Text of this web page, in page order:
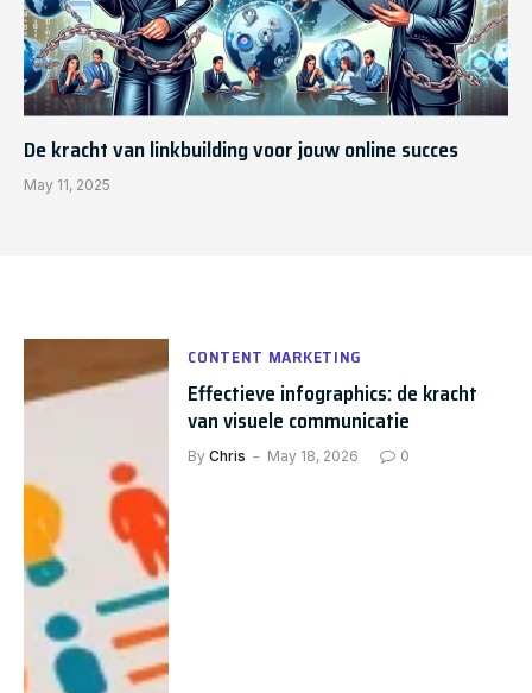
De kracht van linkbuilding voor jouw online succes
May 11, 2025
CONTENT MARKETING
Effectieve infographics: de kracht
van visuele communicatie
By Chris May 18, 2026 0